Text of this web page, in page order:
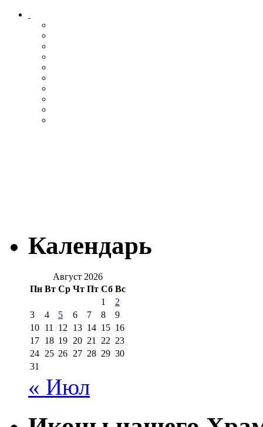
Календарь
Август 2026
Пн Вт Ср Чт Пт Сб Вс
1
2
3
4 5 6 7 8
9
10 11 12 13 14 15 16
17 18 19 20 21 22 23
24 25 26 27 28 29 30
31
« Июл